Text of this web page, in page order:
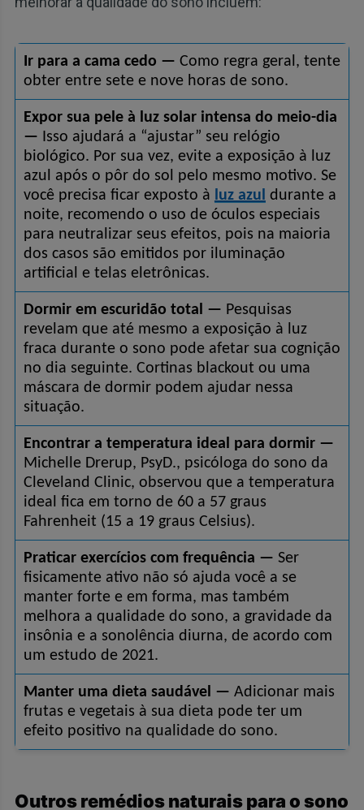
Ir para a cama cedo — Como regra geral, tente
obter entre sete e nove horas de sono.
Expor sua pele à luz solar intensa do meio-dia
— Isso ajudará a “ajustar” seu relógio
biológico. Por sua vez, evite a exposição à luz
azul após o pôr do sol pelo mesmo motivo. Se
você precisa ficar exposto à luz azul durante a
noite, recomendo o uso de óculos especiais
para neutralizar seus efeitos, pois na maioria
dos casos são emitidos por iluminação
artificial e telas eletrônicas.
Dormir em escuridão total — Pesquisas
revelam que até mesmo a exposição à luz
fraca durante o sono pode afetar sua cognição
no dia seguinte. Cortinas blackout ou uma
máscara de dormir podem ajudar nessa
situação.
Encontrar a temperatura ideal para dormir —
Michelle Drerup, PsyD., psicóloga do sono da
Cleveland Clinic, observou que a temperatura
ideal fica em torno de 60 a 57 graus
Fahrenheit (15 a 19 graus Celsius).
Praticar exercícios com frequência — Ser
fisicamente ativo não só ajuda você a se
manter forte e em forma, mas também
melhora a qualidade do sono, a gravidade da
insônia e a sonolência diurna, de acordo com
um estudo de 2021.
Manter uma dieta saudável — Adicionar mais
frutas e vegetais à sua dieta pode ter um
efeito positivo na qualidade do sono.
Outros remédios naturais para o sono